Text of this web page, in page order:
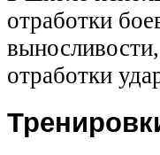
отработки
отработки